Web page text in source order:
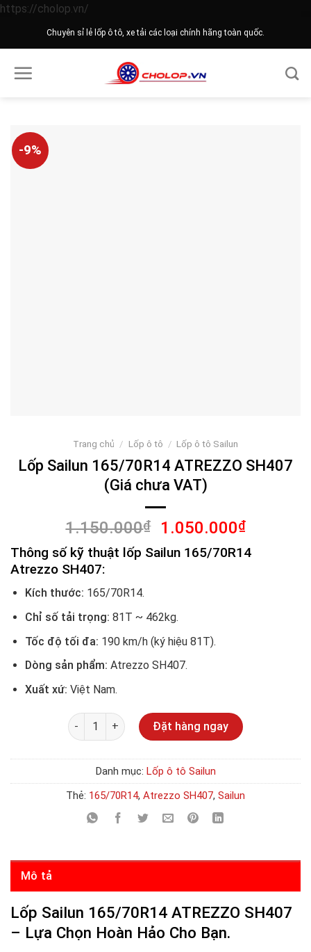
https://cholop.vn/
to
Chuyên sỉ lẻ lốp ô tô, xe tải các loại chính hãng toàn quốc.
-9%
Trang chủ / Lốp ô tô / Lốp ô tô Sailun
Lốp Sailun 165/70R14 ATREZZO SH407
(Giá chưa VAT)
1.150.000₫
Giá
gốc
là:
1.050.000₫Giá
hiện
tại
Thông số kỹ thuật lốp Sailun 165/70R14
Atrezzo SH407:
Kích thước: 165/70R14.
Chỉ số tải trọng: 81T ~ 462kg.
Tốc độ tối đa: 190 km/h (ký hiệu 81T).
Dòng sản phẩm: Atrezzo SH407.
Xuất xứ: Việt Nam.
Số lượng Đặt hàng ngay
Danh mục: Lốp ô tô Sailun
Thẻ: 165/70R14, Atrezzo SH407, Sailun
Mô tả
Lốp Sailun 165/70R14 ATREZZO SH407
– Lựa Chọn Hoàn Hảo Cho Bạn.